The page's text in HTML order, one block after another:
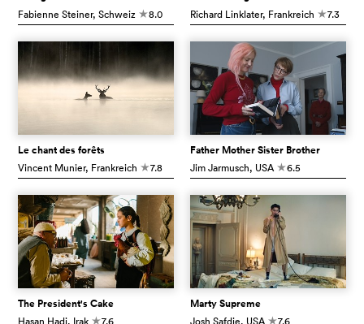
Fabienne Steiner, Schweiz c8.0 Richard Linklater, Frankreich c7.3
Le chant des forêts
Vincent Munier, Frankreich c7.8
Father Mother Sister Brother
Jim Jarmusch, USA c6.5
The President's Cake
Hasan Hadi, Irak c7.6
Marty Supreme
Josh Safdie, USA c7.6